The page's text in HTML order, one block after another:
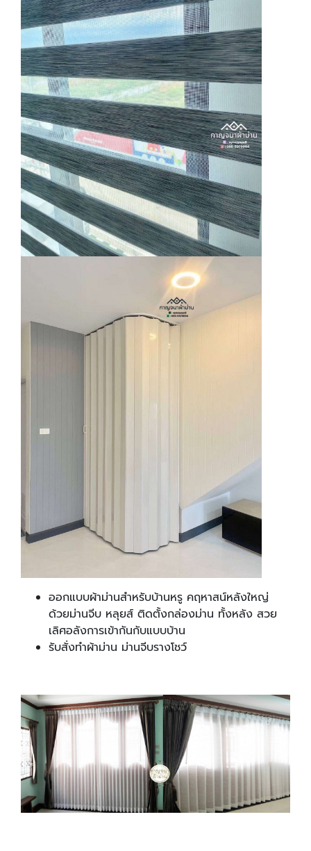
ออกแบบผ้าม่านสำหรับบ้านหรู คฤหาสน์หลังใหญ่
ด้วยม่านจีบ หลุยส์ ติดตั้งกล่องม่าน ทั้งหลัง สวย
เลิศอลังการเข้ากันกับแบบบ้าน
รับสั่งทำผ้าม่าน ม่านจีบรางโชว์